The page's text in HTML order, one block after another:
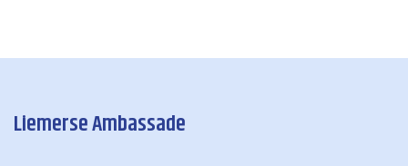
Liemerse Ambassade